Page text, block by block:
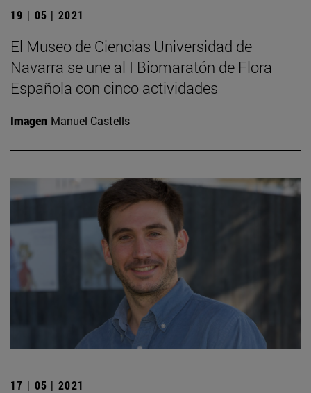
19 | 05 | 2021
El Museo de Ciencias Universidad de
Navarra se une al I Biomaratón de Flora
Española con cinco actividades
Imagen Manuel Castells
17 | 05 | 2021